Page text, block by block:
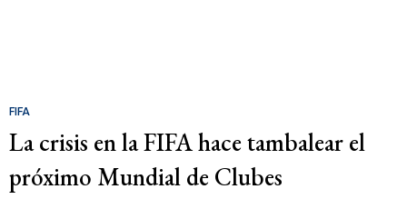
FIFA
La crisis en la FIFA hace tambalear el
próximo Mundial de Clubes